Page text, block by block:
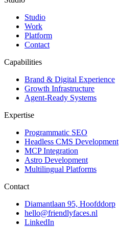
Studio
Work
Platform
Contact
Capabilities
Brand & Digital Experience
Growth Infrastructure
Agent-Ready Systems
Expertise
Programmatic SEO
Headless CMS Development
MCP Integration
Astro Development
Multilingual Platforms
Contact
Diamantlaan 95, Hoofddorp
hello@friendlyfaces.nl
LinkedIn